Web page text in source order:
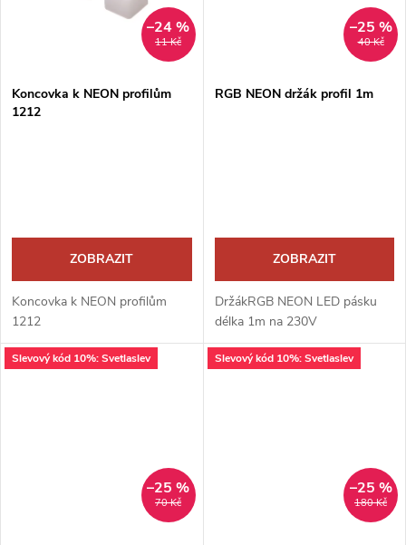
11 Kč
–24 %
Koncovka k NEON profilům
1212
ZOBRAZIT
Koncovka k NEON profilům
1212
40 Kč
–25 %
RGB NEON držák profil 1m
ZOBRAZIT
DržákRGB NEON LED pásku
délka 1m na 230V
Slevový kód 10%: Svetlaslev
70 Kč
–25 %
Slevový kód 10%: Svetlaslev
180 Kč
–25 %